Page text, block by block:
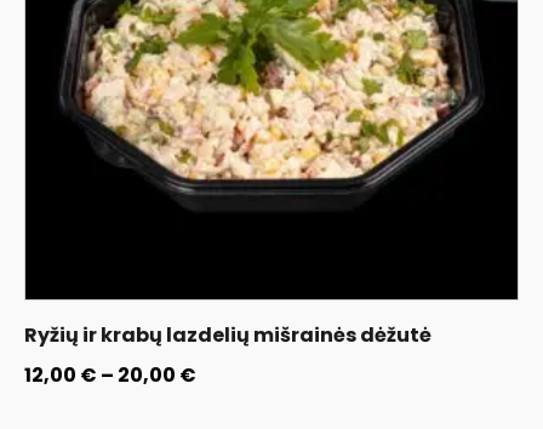
Ryžių ir krabų lazdelių mišrainės dėžutė
12,00 € – 20,00 €